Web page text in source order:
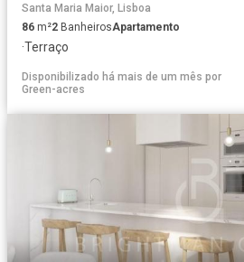
Santa Maria Maior, Lisboa
86 m²2 BanheirosApartamento
·Terraço
Disponibilizado há mais de um mês por
Green-acres